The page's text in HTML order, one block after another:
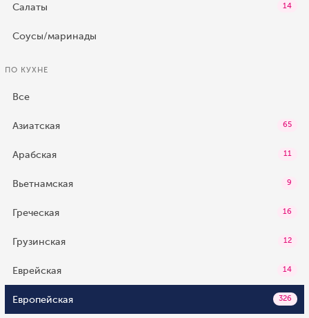
Салаты 14
Соусы/маринады
ПО КУХНЕ
Все
Азиатская 65
Арабская 11
Вьетнамская 9
Греческая 16
Грузинская 12
Еврейская 14
Европейская 326